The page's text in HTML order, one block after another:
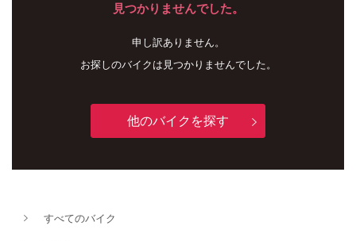
見つかりませんでした。
申し訳ありません。
お探しのバイクは見つかりませんでした。
他のバイクを探す
すべてのバイク
新車